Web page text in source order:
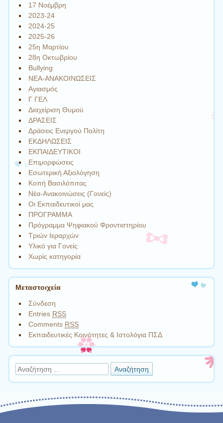
17 Νοέμβρη
2023-24
2024-25
2025-26
25η Μαρτίου
28η Οκτωβρίου
Bullying
NEA-ΑΝΑΚΟΙΝΩΣΕΙΣ
Αγιασμός
Γ ΓΕΛ
Διαχείριση Θυμού
ΔΡΑΣΕΙΣ
Δράσεις Ενεργού Πολίτη
ΕΚΔΗΛΩΣΕΙΣ
ΕΚΠΑΙΔΕΥΤΙΚΟΙ
Επιμορφώσεις
Εσωτερική Αξιολόγηση
Κοπή Βασιλόπιτας
Νέα-Ανακοινώσεις (Γονείς)
Οι Εκπαιδευτικοί μας
ΠΡΟΓΡΑΜΜΑ
Πρόγραμμα Ψηφιακού Φροντιστηρίου
Τριών Ιεραρχών
Υλικό για Γονείς
Χωρίς κατηγορία
Μεταστοιχεία
Σύνδεση
Entries RSS
Comments RSS
Εκπαιδευτικές Κοινότητες & Ιστολόγια ΠΣΔ
Αναζήτηση